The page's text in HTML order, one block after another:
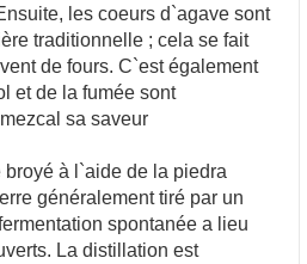
les coeurs d`agave sont
traditionnelle ; cela se fait
de fours. C`est également
et de la fumée sont
sa saveur
à l`aide de la piedra
généralement tiré par un
spontanée a lieu
La distillation est